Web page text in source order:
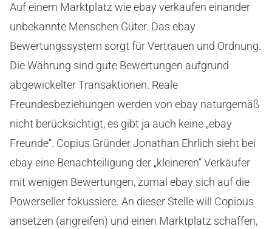
Auf einem Marktplatz wie ebay verkaufen einander
unbekannte Menschen Güter. Das ebay
Bewertungssystem sorgt für Vertrauen und Ordnung.
Die Währung sind gute Bewertungen aufgrund
abgewickelter Transaktionen. Reale
Freundesbeziehungen werden von ebay naturgemäß
nicht berücksichtigt, es gibt ja auch keine „ebay
Freunde“. Copius Gründer Jonathan Ehrlich sieht bei
ebay eine Benachteiligung der „kleineren“ Verkäufer
mit wenigen Bewertungen, zumal ebay sich auf die
Powerseller fokussiere. An dieser Stelle will Copious
ansetzen (angreifen) und einen Marktplatz schaffen,